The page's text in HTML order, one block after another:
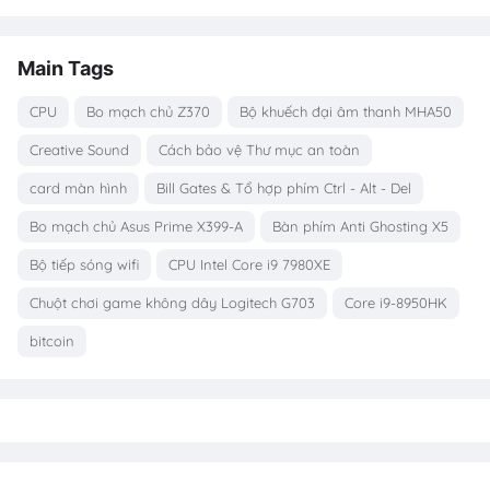
Main Tags
CPU Bo mạch chủ Z370 Bộ khuếch đại âm thanh MHA50
Creative Sound Cách bảo vệ Thư mục an toàn
card màn hình Bill Gates & Tổ hợp phím Ctrl - Alt - Del
Bo mạch chủ Asus Prime X399-A Bàn phím Anti Ghosting X5
Bộ tiếp sóng wifi CPU Intel Core i9 7980XE
Chuột chơi game không dây Logitech G703 Core i9-8950HK
bitcoin